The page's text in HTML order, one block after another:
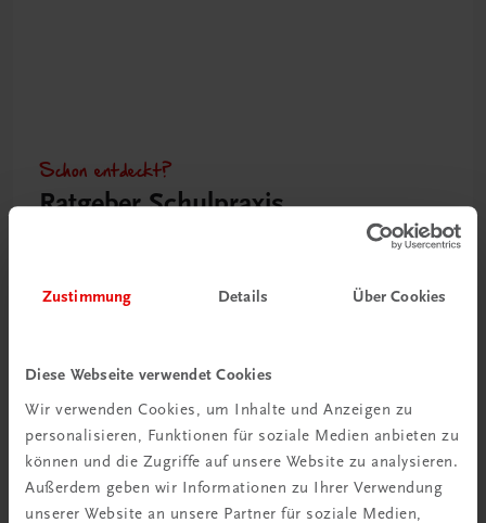
Zustimmung Details Über Cookies
Diese Webseite verwendet Cookies
Wir verwenden Cookies, um Inhalte und Anzeigen zu
personalisieren, Funktionen für soziale Medien anbieten zu
können und die Zugriffe auf unsere Website zu analysieren.
Außerdem geben wir Informationen zu Ihrer Verwendung
unserer Website an unsere Partner für soziale Medien,
Schon entdeckt?
Ratgeber Schulpraxis